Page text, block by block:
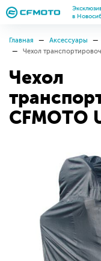
в
Главная Аксессуары
Чехол
Чехол
CFMOTO